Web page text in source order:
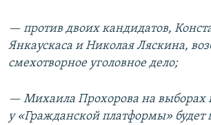
— против двоих кандидатов,
Янкаускаса и Николая Ляскина,
смехотворное уголовное дело;
— Михаила Прохорова на выборах
у «Гражданской платформы» будет